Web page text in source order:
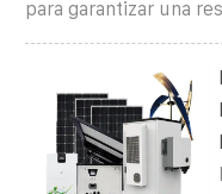
para garantizar una